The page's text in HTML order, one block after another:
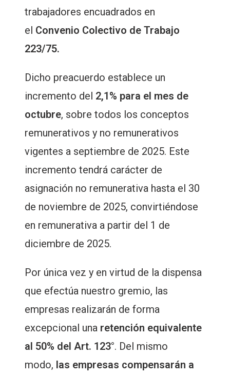
trabajadores encuadrados en
el Convenio Colectivo de Trabajo
223/75.
Dicho preacuerdo establece un
incremento del 2,1% para el mes de
octubre, sobre todos los conceptos
remunerativos y no remunerativos
vigentes a septiembre de 2025. Este
incremento tendrá carácter de
asignación no remunerativa hasta el 30
de noviembre de 2025, convirtiéndose
en remunerativa a partir del 1 de
diciembre de 2025.
Por única vez y en virtud de la dispensa
que efectúa nuestro gremio, las
empresas realizarán de forma
excepcional una retención equivalente
al 50% del Art. 123°. Del mismo
modo, las empresas compensarán a